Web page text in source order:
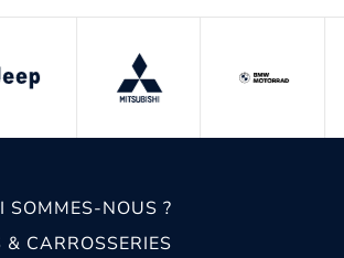
SOMMES-NOUS ?
CARROSSERIES